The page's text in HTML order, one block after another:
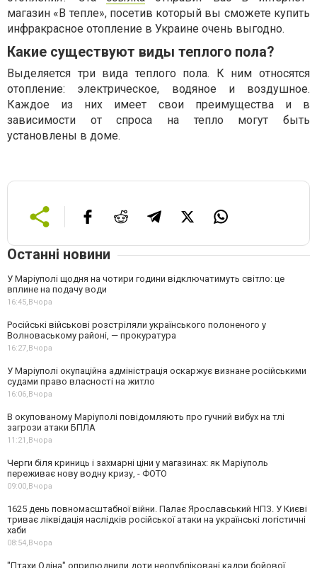
магазин «В тепле», посетив который вы сможете купить
инфракрасное отопление в Украине очень выгодно.
Какие существуют виды теплого пола?
Выделяется три вида теплого пола. К ним относятся
отопление: электрическое, водяное и воздушное.
Каждое из них имеет свои преимущества и в
зависимости от спроса на тепло могут быть
установлены в доме.
Останні новини
У Маріуполі щодня на чотири години відключатимуть світло: це
вплине на подачу води
16:45,Вчора
Російські військові розстріляли українського полоненого у
Волноваському районі, — прокуратура
16:27,Вчора
У Маріуполі окупаційна адміністрація оскаржує визнане російськими
судами право власності на житло
16:06,Вчора
В окупованому Маріуполі повідомляють про гучний вибух на тлі
загрози атаки БПЛА
11:21,Вчора
Черги біля криниць і захмарні ціни у магазинах: як Маріуполь
переживає нову водну кризу, - ФОТО
09:00,Вчора
1625 день повномасштабної війни. Палає Ярославський НПЗ. У Києві
триває ліквідація наслідків російської атаки на українські логістичні
хаби
08:54,Вчора
"Птахи Одіна" оприлюднили доти неопубліковані кадри бойової